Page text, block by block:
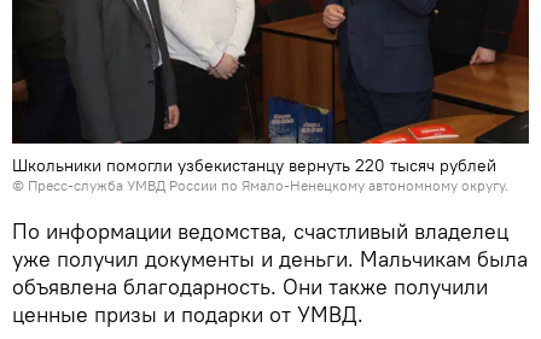
Школьники помогли узбекистанцу вернуть 220 тысяч рублей
© Пресс-служба УМВД России по Ямало-Ненецкому автономному округу.
По информации ведомства, счастливый владелец
уже получил документы и деньги. Мальчикам была
объявлена благодарность. Они также получили
ценные призы и подарки от УМВД.